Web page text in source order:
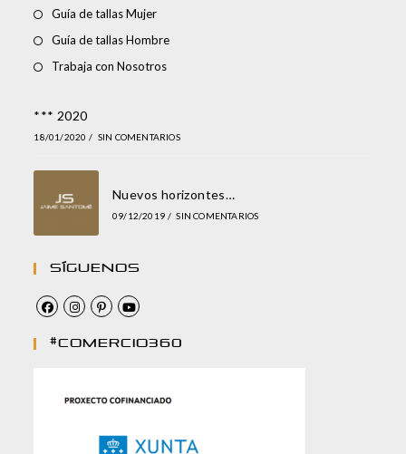
Guía de tallas Mujer
Guía de tallas Hombre
Trabaja con Nosotros
*** 2020
18/01/2020 / SIN COMENTARIOS
Nuevos horizontes…
09/12/2019 / SIN COMENTARIOS
Síguenos
#comercio360